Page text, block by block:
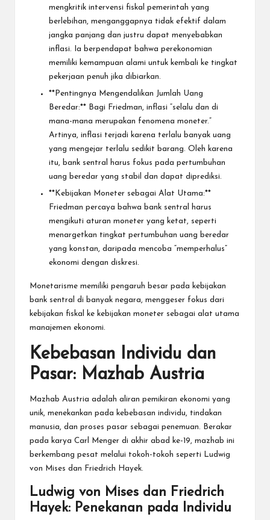
mengkritik intervensi fiskal pemerintah yang
berlebihan, menganggapnya tidak efektif dalam
jangka panjang dan justru dapat menyebabkan
inflasi. Ia berpendapat bahwa perekonomian
memiliki kemampuan alami untuk kembali ke tingkat
pekerjaan penuh jika dibiarkan.
**Pentingnya Mengendalikan Jumlah Uang
Beredar:** Bagi Friedman, inflasi “selalu dan di
mana-mana merupakan fenomena moneter.”
Artinya, inflasi terjadi karena terlalu banyak uang
yang mengejar terlalu sedikit barang. Oleh karena
itu, bank sentral harus fokus pada pertumbuhan
uang beredar yang stabil dan dapat diprediksi.
**Kebijakan Moneter sebagai Alat Utama:**
Friedman percaya bahwa bank sentral harus
mengikuti aturan moneter yang ketat, seperti
menargetkan tingkat pertumbuhan uang beredar
yang konstan, daripada mencoba “memperhalus”
ekonomi dengan diskresi.
Monetarisme memiliki pengaruh besar pada kebijakan
bank sentral di banyak negara, menggeser fokus dari
kebijakan fiskal ke kebijakan moneter sebagai alat utama
manajemen ekonomi.
Kebebasan Individu dan
Pasar: Mazhab Austria
Mazhab Austria adalah aliran pemikiran ekonomi yang
unik, menekankan pada kebebasan individu, tindakan
manusia, dan proses pasar sebagai penemuan. Berakar
pada karya Carl Menger di akhir abad ke-19, mazhab ini
berkembang pesat melalui tokoh-tokoh seperti Ludwig
von Mises dan Friedrich Hayek.
Ludwig von Mises dan Friedrich
Hayek: Penekanan pada Individu